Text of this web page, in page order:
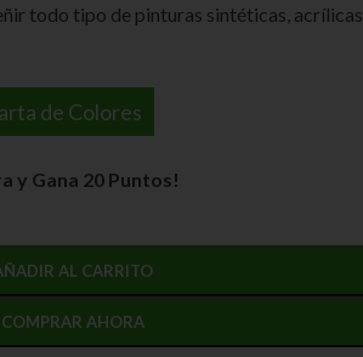
todo tipo de pinturas sintéticas, acrílicas,
de Colores
y Gana 20 Puntos!
AL CARRITO
COMPRAR AHORA